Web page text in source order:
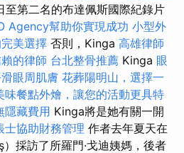
至第二名的布達佩斯國際紀錄片
Agency幫助你實現成功 小型外
美選擇 否則，Kinga 高雄律師
的律師 台北整骨推薦 Kinga 眼
眼周肌膚 花葬陽明山，選擇一
味餐點外燴，讓您的活動更具特
隱藏費用 Kinga將是她有關一開
士協助財務管理 作者去年夏天在
採訪了所羅門·戈迪姨媽，後者